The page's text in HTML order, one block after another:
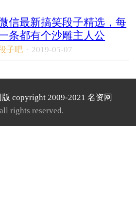
信最新搞笑段子精选，每
条都有个沙雕主人公
子吧 · 2019-05-07
copyright 2009-2021 名资网
rights reserved.